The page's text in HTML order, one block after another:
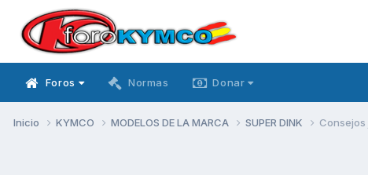
Foros Normas Donar
Inicio KYMCO MODELOS DE LA MARCA SUPER DINK Consejos